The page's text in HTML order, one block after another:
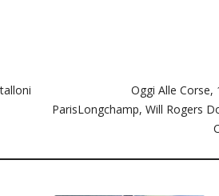
Oggi Alle Corse,
ParisLongchamp, Will Rogers